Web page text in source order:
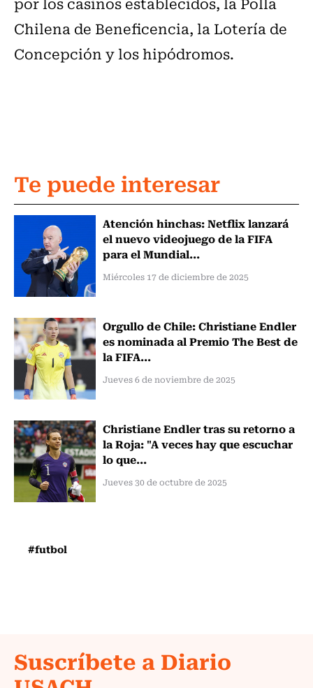
Chilena de Beneficencia, la Lotería de
Concepción y los hipódromos.
Te puede interesar
Atención hinchas: Netflix lanzará
el nuevo videojuego de la FIFA
para el Mundial...
Miércoles 17 de diciembre de 2025
Orgullo de Chile: Christiane Endler
es nominada al Premio The Best de
la FIFA...
Jueves 6 de noviembre de 2025
Christiane Endler tras su retorno a
la Roja: "A veces hay que escuchar
lo que...
Jueves 30 de octubre de 2025
#futbol